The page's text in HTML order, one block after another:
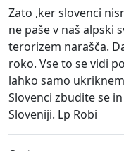
Zato ,ker slovenci
ne paše v naš alpski
terorizem narašča.
roko. Vse to se vidi
lahko samo
Slovenci zbudite se
Sloveniji. Lp Robi